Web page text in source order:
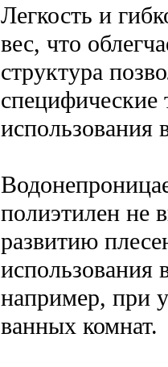
Легкость и
вес, что
структура
специфические
использования
полиэтилен не
развитию
например, при
ванных комнат.